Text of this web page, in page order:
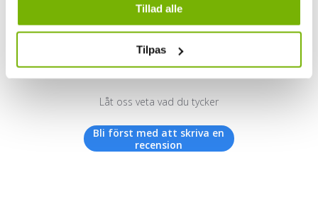
Tillad alle
Tilpas
Vi letar efter stjärnor!
Låt oss veta vad du tycker
Bli först med att skriva en
recension